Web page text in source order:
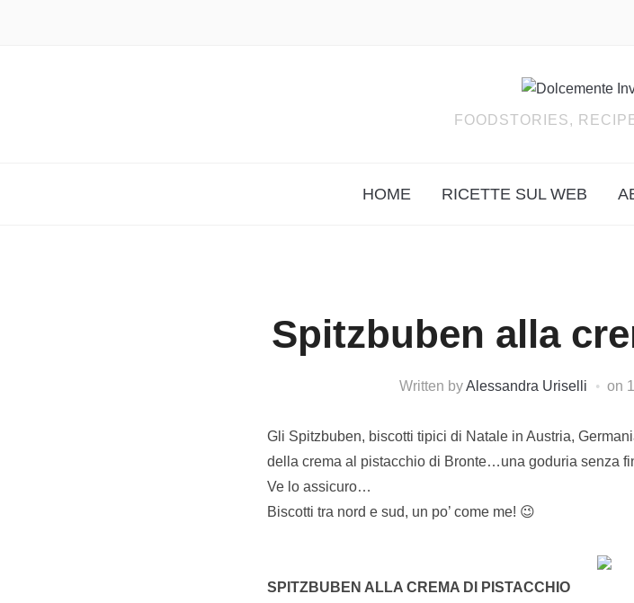
FOODSTORIES,
HOME RICETTE SUL WEB
Spitzbuben alla
Written byAlessandra Uriselli on
Gli Spitzbuben, biscotti tipici di Natale in Austria,
della crema al pistacchio di Bronte…una goduria senza
Ve lo assicuro…
Biscotti tra nord e sud, un po’ come me! 😉
SPITZBUBEN ALLA CREMA DI PISTACCHIO